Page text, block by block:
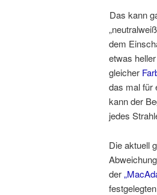
Das kann
dem
etwas
gleicher
das mal für
kann der
jedes
Die aktuell
der
festgelegten